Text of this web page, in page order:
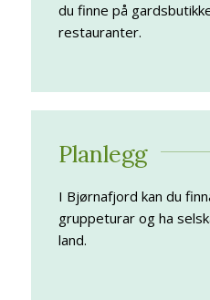
du finne på
restauranter.
Planlegg
I Bjørnafjord kan du
gruppeturar og ha
land.